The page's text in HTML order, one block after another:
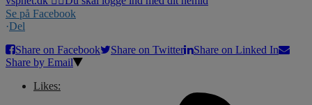
Se på Facebook
·Del
Share on Facebook
Share on Twitter
Share on Linked In
Share by Email
Likes: